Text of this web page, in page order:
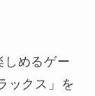
しめるゲー
ックス」を